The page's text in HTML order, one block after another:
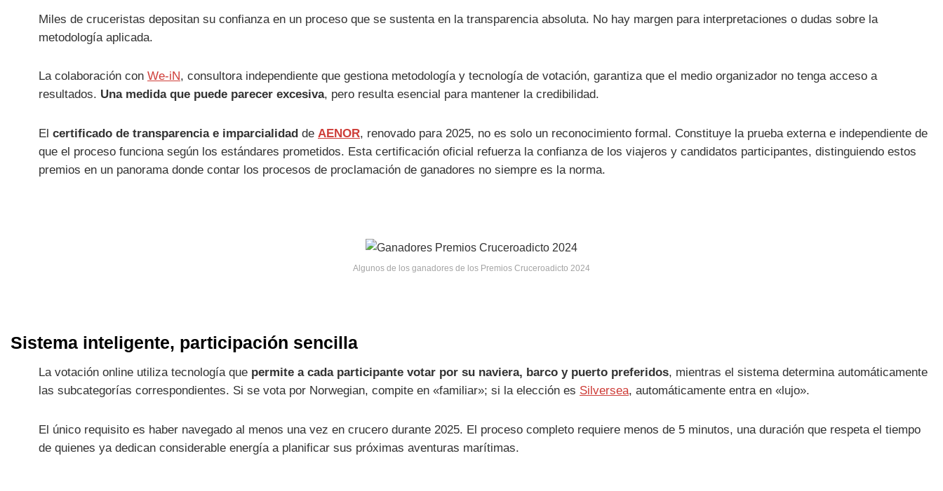
Miles de cruceristas depositan su confianza en un proceso que se sustenta en la transparencia absoluta. No hay margen para interpretaciones o dudas sobre la
metodología aplicada.
La colaboración con We-iN, consultora independiente que gestiona metodología y tecnología de votación, garantiza que el medio organizador no tenga acceso a
resultados. Una medida que puede parecer excesiva, pero resulta esencial para mantener la credibilidad.
El certificado de transparencia e imparcialidad de AENOR, renovado para 2025, no es solo un reconocimiento formal. Constituye la prueba externa e independiente de
que el proceso funciona según los estándares prometidos. Esta certificación oficial refuerza la confianza de los viajeros y candidatos participantes, distinguiendo estos
premios en un panorama donde contar los procesos de proclamación de ganadores no siempre es la norma.
Algunos de los ganadores de los Premios Cruceroadicto 2024
Sistema inteligente, participación sencilla
La votación online utiliza tecnología que permite a cada participante votar por su naviera, barco y puerto preferidos, mientras el sistema determina automáticamente
las subcategorías correspondientes. Si se vota por Norwegian, compite en «familiar»; si la elección es Silversea, automáticamente entra en «lujo».
El único requisito es haber navegado al menos una vez en crucero durante 2025. El proceso completo requiere menos de 5 minutos, una duración que respeta el tiempo
de quienes ya dedican considerable energía a planificar sus próximas aventuras marítimas.